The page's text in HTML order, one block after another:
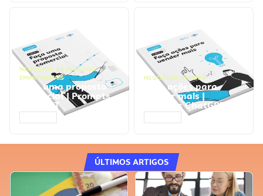
NEGÓCIOS, PROCESSOS
EMPRESARIAIS
Faça uma proposta
comercial | Prompts
ChatGPT
NEGÓCIOS, VENDAS
Faça ações para
vender mais |
Prompts ChatGPT
ÚLTIMOS ARTIGOS